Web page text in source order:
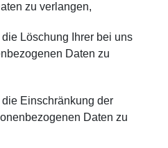
zu verlangen,
Löschung Ihrer bei uns
Daten zu
Einschränkung der
Daten zu